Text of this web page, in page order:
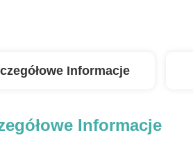
Informacje
Informacje